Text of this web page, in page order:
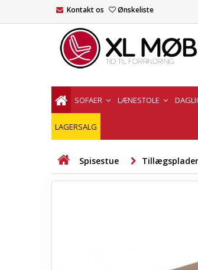
Kontakt os Ønskeliste
SOFAER LÆNESTOLE
LAGERSALG
Spisestue